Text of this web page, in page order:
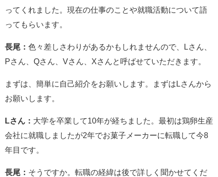
ってくれました。現在の仕事のことや就職活動について語
ってもらいます。
長尾： 色々差しさわりがあるかもしれませんので、Lさん、
Pさん、Qさん、Vさん、Xさんと呼ばせていただきます。
まずは、簡単に自己紹介をお願いします。まずはLさんから
お願いします。
Lさん： 大学を卒業して10年が経ちました。最初は鶏卵生産
会社に就職しましたが2年でお菓子メーカーに転職して今8
年目です。
長尾： そうですか。転職の経緯は後で詳しく聞かせてくだ